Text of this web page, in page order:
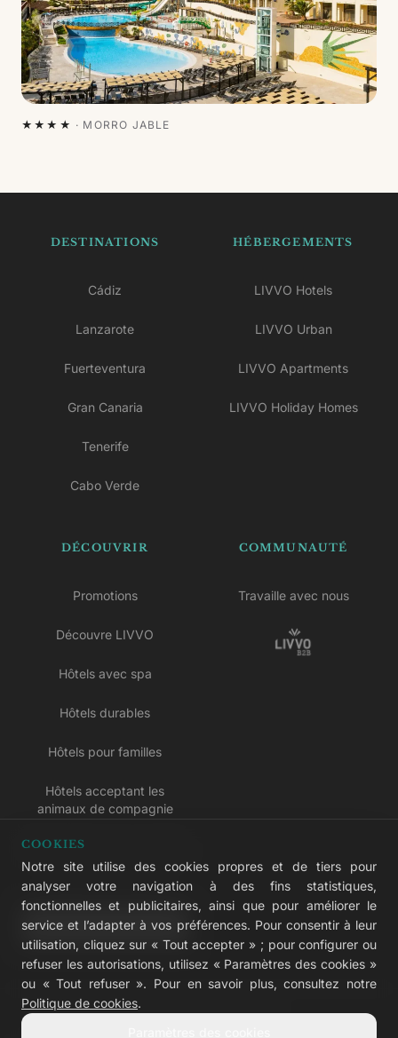
★★★★ · MORRO JABLE
DESTINATIONS
Cádiz
Lanzarote
Fuerteventura
Gran Canaria
Tenerife
Cabo Verde
HÉBERGEMENTS
LIVVO Hotels
LIVVO Urban
LIVVO Apartments
LIVVO Holiday Homes
DÉCOUVRIR
Promotions
Découvre LIVVO
Hôtels avec spa
Hôtels durables
Hôtels pour familles
Hôtels acceptant les
animaux de compagnie
Hôtels réservés aux adultes
Hôtels tout compris
LIVVO Plus
COMMUNAUTÉ
Travaille avec nous
© 2026 LIVVO Hotels — Grupo Martinón
COOKIES
Notre site utilise des cookies propres et de tiers pour
analyser votre navigation à des fins statistiques,
fonctionnelles et publicitaires, ainsi que pour améliorer le
service et l’adapter à vos préférences. Pour consentir à leur
utilisation, cliquez sur « Tout accepter » ; pour configurer ou
refuser les autorisations, utilisez « Paramètres des cookies »
ou « Tout refuser ». Pour en savoir plus, consultez notre
Politique de cookies.